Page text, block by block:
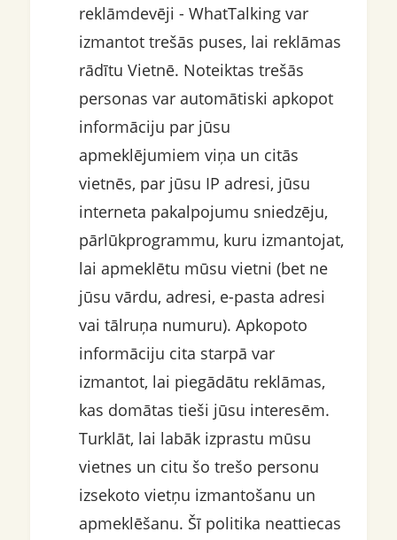
reklāmdevēji - WhatTalking var
izmantot trešās puses, lai reklāmas
rādītu Vietnē. Noteiktas trešās
personas var automātiski apkopot
informāciju par jūsu
apmeklējumiem viņa un citās
vietnēs, par jūsu IP adresi, jūsu
interneta pakalpojumu sniedzēju,
pārlūkprogrammu, kuru izmantojat,
lai apmeklētu mūsu vietni (bet ne
jūsu vārdu, adresi, e-pasta adresi
vai tālruņa numuru). Apkopoto
informāciju cita starpā var
izmantot, lai piegādātu reklāmas,
kas domātas tieši jūsu interesēm.
Turklāt, lai labāk izprastu mūsu
vietnes un citu šo trešo personu
izsekoto vietņu izmantošanu un
apmeklēšanu. Šī politika neattiecas